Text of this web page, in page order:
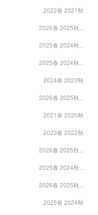
2022春 2021秋
2026春 2025秋...
2025春 2024秋...
2025春 2024秋...
2024春 2023秋
2026春 2025秋...
2021春 2020秋
2023春 2022秋
2026春 2025秋...
2025春 2024秋...
2026春 2025秋...
2025春 2024秋